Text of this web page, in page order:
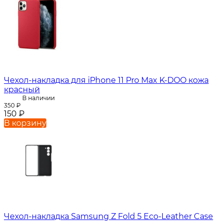
Чехол-накладка для iPhone 11 Pro Max K-DOO кожа
красный
В наличии
350 ₽
150 ₽
В корзину
Чехол-накладка Samsung Z Fold 5 Eco-Leather Case